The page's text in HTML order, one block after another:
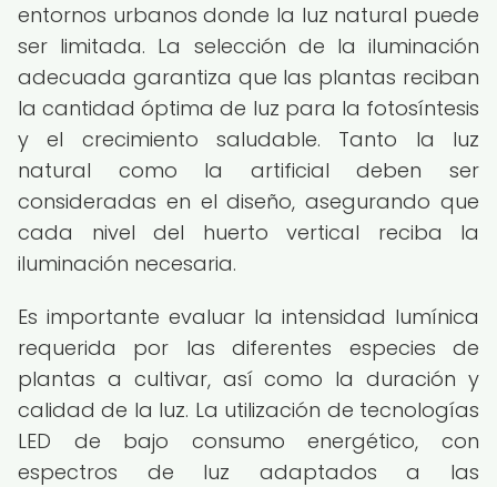
entornos urbanos donde la luz natural puede
ser limitada. La selección de la iluminación
adecuada garantiza que las plantas reciban
la cantidad óptima de luz para la fotosíntesis
y el crecimiento saludable. Tanto la luz
natural como la artificial deben ser
consideradas en el diseño, asegurando que
cada nivel del huerto vertical reciba la
iluminación necesaria.
Es importante evaluar la intensidad lumínica
requerida por las diferentes especies de
plantas a cultivar, así como la duración y
calidad de la luz. La utilización de tecnologías
LED de bajo consumo energético, con
espectros de luz adaptados a las